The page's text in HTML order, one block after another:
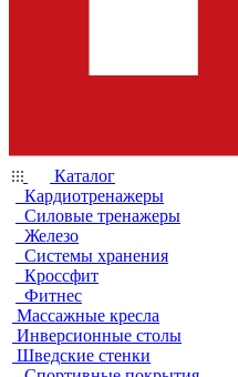
Каталог
Кардиотренажеры
Силовые тренажеры
Железо
Системы хранения
Кроссфит
Фитнес
Массажные кресла
Инверсионные столы
Шведские стенки